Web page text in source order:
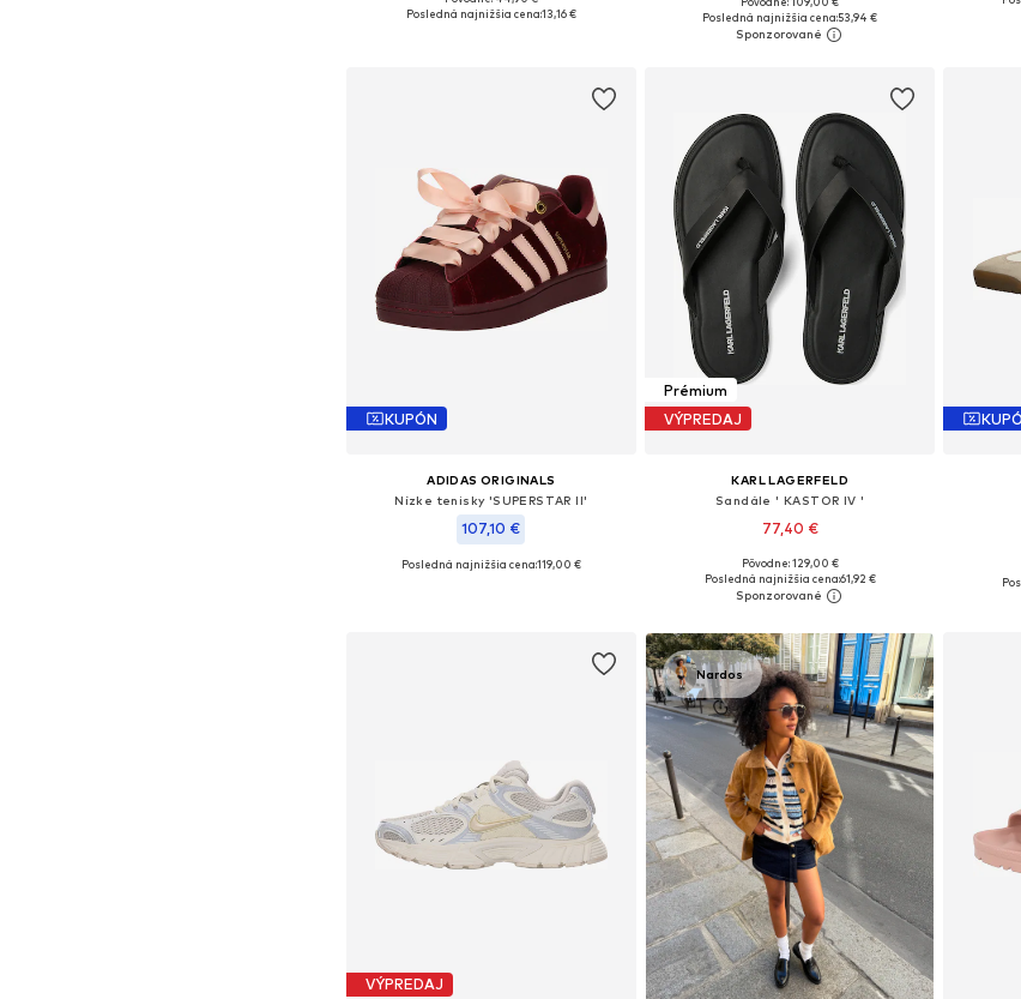
Dostupné veľkosti: 36, 37, 38, 39, 40, 41
Posledná najnižšia cena:13,16 € Dostupné v mnohých veľkostiach
Pridať do košíka
Posledná najnižšia cena:53,94 €
KUPÓN
ADIDAS ORIGINALS
Nízke tenisky 'SUPERSTAR II'
107,10 €
Dostupné v mnohých veľkostiach
Posledná najnižšia cena:119,00 €
Prémium
VÝPREDAJ
KARL LAGERFELD
Sandále ' KASTOR IV '
77,40 €
Dostupné veľkosti: 36, 37, 38, 39, 40
Pridať do košíka
Pôvodne: 129,00 €
Posledná najnižšia cena:61,92 €
VÝPREDAJ
Nardos